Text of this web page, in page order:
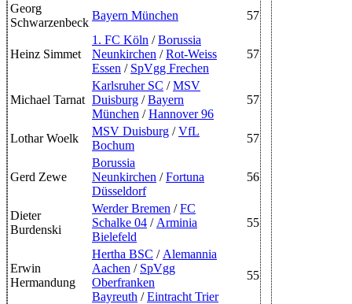
Georg
Schwarzenbeck
Bayern München 57
Heinz Simmet
1. FC Köln /Borussia
Neunkirchen /Rot-Weiss
Essen / SpVgg Frechen
57
Michael Tarnat
Karlsruher SC /MSV
Duisburg /Bayern
München /Hannover 96
57
Lothar Woelk
MSV Duisburg /VfL
Bochum
57
Gerd Zewe
Borussia
Neunkirchen /Fortuna
Düsseldorf
56
Dieter
Burdenski
Werder Bremen /FC
Schalke 04 / Arminia
Bielefeld
55
Erwin
Hermandung
Hertha BSC / Alemannia
Aachen / SpVgg
Oberfranken
Bayreuth /Eintracht Trier
55